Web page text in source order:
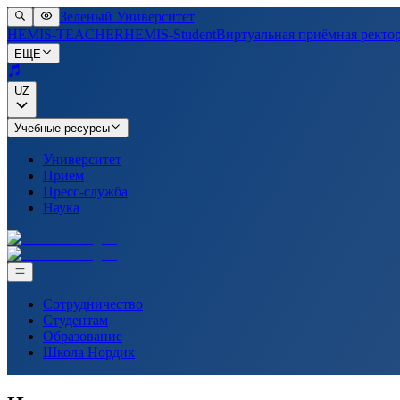
Зеленый Университет
HEMIS-TEACHERHEMIS-StudentВиртуальная приёмная
ЕЩЕ
UZ
Учебные ресурсы
Университет
Прием
Пресс-служба
Наука
Сотрудничество
Студентам
Образование
Школа Нордик